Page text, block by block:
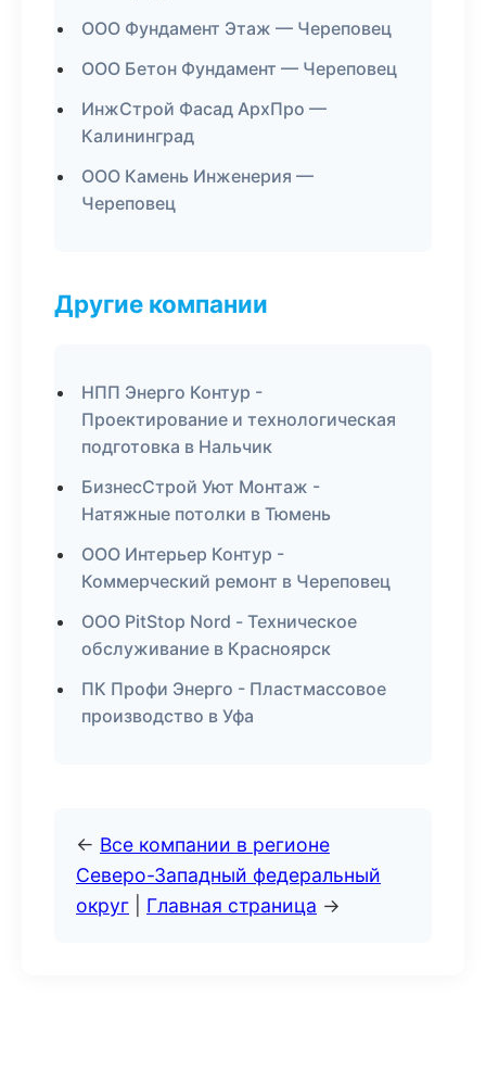
ООО Фундамент Этаж — Череповец
ООО Бетон Фундамент — Череповец
ИнжСтрой Фасад АрхПро —
Калининград
ООО Камень Инженерия —
Череповец
Другие компании
НПП Энерго Контур -
Проектирование и технологическая
подготовка в Нальчик
БизнесСтрой Уют Монтаж -
Натяжные потолки в Тюмень
ООО Интерьер Контур -
Коммерческий ремонт в Череповец
ООО PitStop Nord - Техническое
обслуживание в Красноярск
ПК Профи Энерго - Пластмассовое
производство в Уфа
← Все компании в регионе
Северо-Западный федеральный
округ
Главная страница →